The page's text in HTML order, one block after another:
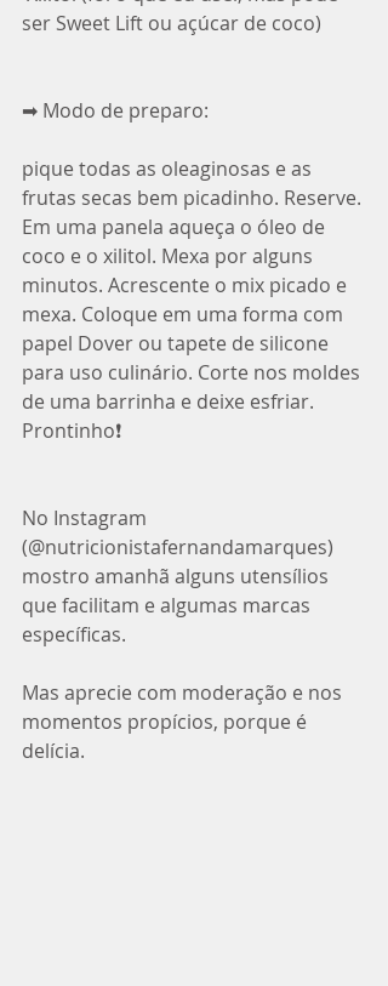
ser Sweet Lift ou açúcar de coco)
➡ Modo de preparo:
pique todas as oleaginosas e as
frutas secas bem picadinho. Reserve.
Em uma panela aqueça o óleo de
coco e o xilitol. Mexa por alguns
minutos. Acrescente o mix picado e
mexa. Coloque em uma forma com
papel Dover ou tapete de silicone
para uso culinário. Corte nos moldes
de uma barrinha e deixe esfriar.
Prontinho❗
No Instagram
(@nutricionistafernandamarques)
mostro amanhã alguns utensílios
que facilitam e algumas marcas
específicas.
Mas aprecie com moderação e nos
momentos propícios, porque é
delícia.